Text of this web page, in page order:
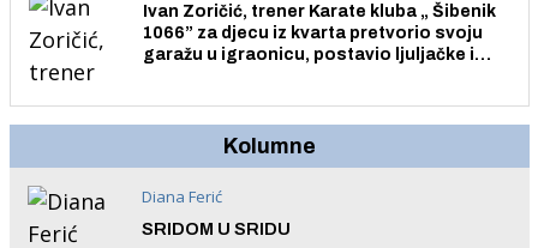
Ivan Zoričić, trener Karate kluba „ Šibenik
1066” za djecu iz kvarta pretvorio svoju
garažu u igraonicu, postavio ljuljačke i
Kolumne
Diana Ferić
SRIDOM U SRIDU